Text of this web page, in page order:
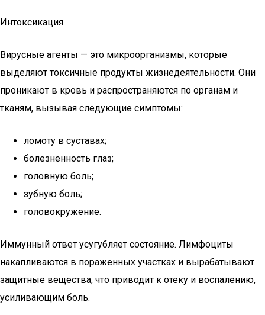
Интоксикация
Вирусные агенты — это микроорганизмы, которые
выделяют токсичные продукты жизнедеятельности. Они
проникают в кровь и распространяются по органам и
тканям, вызывая следующие симптомы:
ломоту в суставах;
болезненность глаз;
головную боль;
зубную боль;
головокружение.
Иммунный ответ усугубляет состояние. Лимфоциты
накапливаются в пораженных участках и вырабатывают
защитные вещества, что приводит к отеку и воспалению,
усиливающим боль.